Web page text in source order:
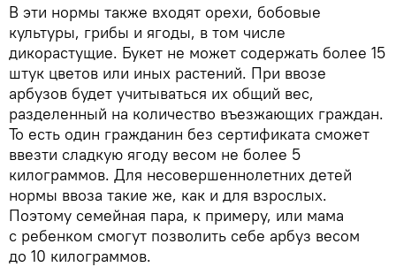
В эти нормы также входят орехи, бобовые
культуры, грибы и ягоды, в том числе
дикорастущие. Букет не может содержать более 15
штук цветов или иных растений. При ввозе
арбузов будет учитываться их общий вес,
разделенный на количество въезжающих граждан.
То есть один гражданин без сертификата сможет
ввезти сладкую ягоду весом не более 5
килограммов. Для несовершеннолетних детей
нормы ввоза такие же, как и для взрослых.
Поэтому семейная пара, к примеру, или мама
с ребенком смогут позволить себе арбуз весом
до 10 килограммов.